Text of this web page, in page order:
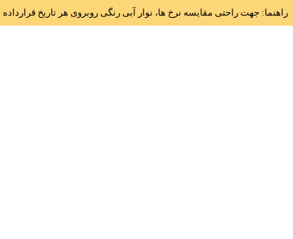
راهنما: جهت راحتی مقایسه نرخ ها، نوار آبی رنگی روبروی هر تاریخ